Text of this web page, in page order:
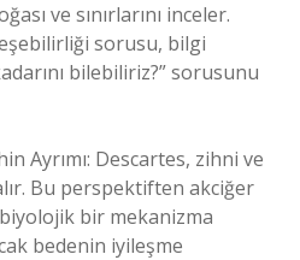
ve sınırlarını inceler.
sorusu, bilgi
bilebiliriz?” sorusunu
Ayrımı: Descartes, zihni ve
Bu perspektiften akciğer
bir mekanizma
bedenin iyileşme